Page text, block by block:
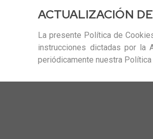
ACTUALIZACIÓN
La presente Política de
instrucciones dictadas por la
periódicamente nuestra